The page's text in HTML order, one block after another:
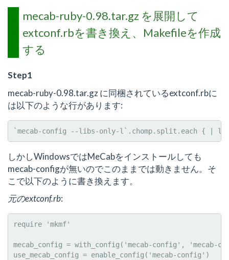
mecab-ruby-0.98.tar.gz を展開して
extconf.rbを書き換え、Makefileを作成
する
Step1
mecab-ruby-0.98.tar.gz に同梱されているextconf.rbに
は以下のような行があります:
しかしWindowsではMeCabをインストールしても
mecab-configが無いのでこのままでは動きません。そ
こで以下のように書き換えます。
元のextconf.rb:
require 'mkmf'
mecab_config = with_config('mecab-config', 'mecab-
use_mecab_config = enable_config('mecab-config')